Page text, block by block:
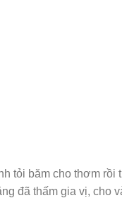
tỏi băm cho thơm
đã thấm gia vị, cho